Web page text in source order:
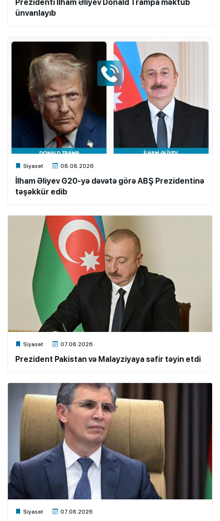
Prezidenti İlham Əliyev Donald Trampa məktub
ünvanlayıb
Siyasət 08.08.2026
Xalq.Online
İlham Əliyev G20-yə dəvətə görə ABŞ Prezidentinə
təşəkkür edib
Siyasət 07.08.2026
Xalq.Online
Prezident Pakistan və Malayziyaya səfir təyin etdi
Siyasət 07.08.2026
Xalq.Online